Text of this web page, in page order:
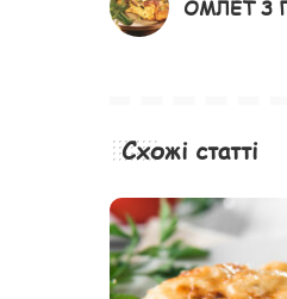
ОМЛЕТ З
Схожі статті